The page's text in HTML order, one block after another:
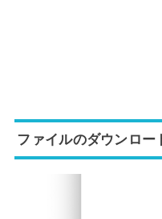
ファイルのダウンロー